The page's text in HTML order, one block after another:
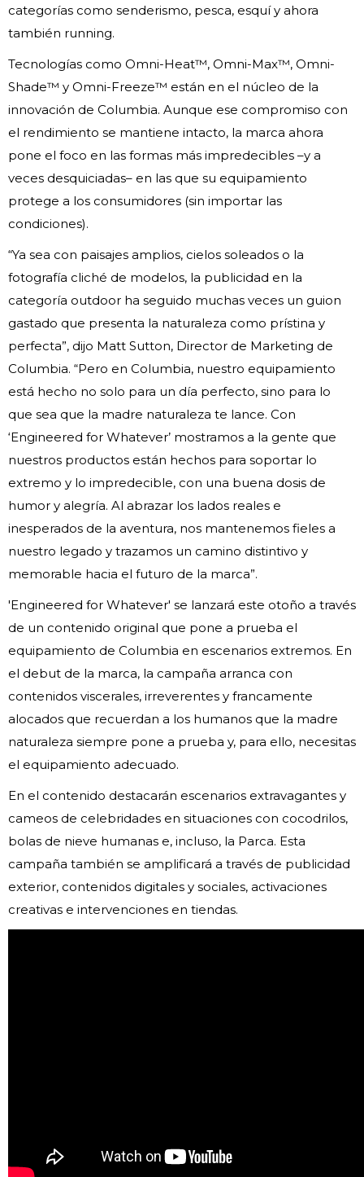
categorías como senderismo, pesca, esquí y ahora
también running.
Tecnologías como Omni-Heat™, Omni-Max™, Omni-
Shade™ y Omni-Freeze™ están en el núcleo de la
innovación de Columbia. Aunque ese compromiso con
el rendimiento se mantiene intacto, la marca ahora
pone el foco en las formas más impredecibles –y a
veces desquiciadas– en las que su equipamiento
protege a los consumidores (sin importar las
condiciones).
“Ya sea con paisajes amplios, cielos soleados o la
fotografía cliché de modelos, la publicidad en la
categoría outdoor ha seguido muchas veces un guion
gastado que presenta la naturaleza como prístina y
perfecta”, dijo Matt Sutton, Director de Marketing de
Columbia. “Pero en Columbia, nuestro equipamiento
está hecho no solo para un día perfecto, sino para lo
que sea que la madre naturaleza te lance. Con
‘Engineered for Whatever’ mostramos a la gente que
nuestros productos están hechos para soportar lo
extremo y lo impredecible, con una buena dosis de
humor y alegría. Al abrazar los lados reales e
inesperados de la aventura, nos mantenemos fieles a
nuestro legado y trazamos un camino distintivo y
memorable hacia el futuro de la marca”.
'Engineered for Whatever' se lanzará este otoño a través
de un contenido original que pone a prueba el
equipamiento de Columbia en escenarios extremos. En
el debut de la marca, la campaña arranca con
contenidos viscerales, irreverentes y francamente
alocados que recuerdan a los humanos que la madre
naturaleza siempre pone a prueba y, para ello, necesitas
el equipamiento adecuado.
En el contenido destacarán escenarios extravagantes y
cameos de celebridades en situaciones con cocodrilos,
bolas de nieve humanas e, incluso, la Parca. Esta
campaña también se amplificará a través de publicidad
exterior, contenidos digitales y sociales, activaciones
creativas e intervenciones en tiendas.